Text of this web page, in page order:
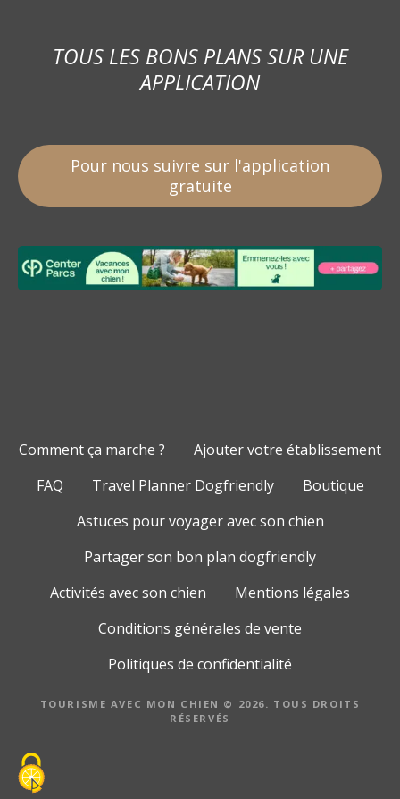
TOUS LES BONS PLANS SUR UNE
APPLICATION
Pour nous suivre sur l'application
gratuite
Comment ça marche ?
Ajouter votre établissement
FAQ
Travel Planner Dogfriendly
Boutique
Astuces pour voyager avec son chien
Partager son bon plan dogfriendly
Activités avec son chien
Mentions légales
Conditions générales de vente
Politiques de confidentialité
TOURISME AVEC MON CHIEN © 2026. TOUS DROITS
RÉSERVÉS